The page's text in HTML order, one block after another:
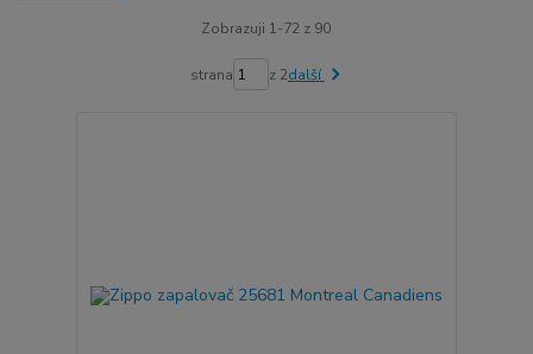
Zobrazuji 1-72 z 90
strana z 2další